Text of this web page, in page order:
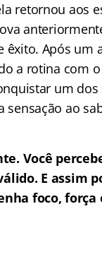
retornou aos
êxito. Após um
a rotina com
um dos
sensação ao
Você
E assim
foco, força